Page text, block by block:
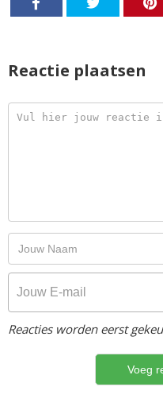
Reactie plaatsen
Reacties worden eerst